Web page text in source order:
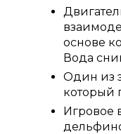
основе
Вода
Один из
который
Игровое